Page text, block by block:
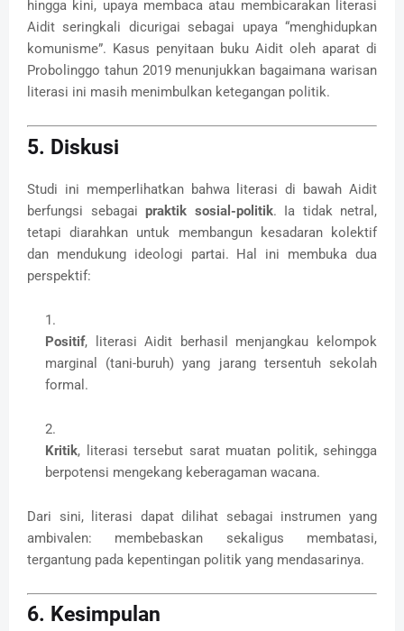
hingga kini, upaya membaca atau membicarakan literasi
Aidit seringkali dicurigai sebagai upaya “menghidupkan
komunisme”. Kasus penyitaan buku Aidit oleh aparat di
Probolinggo tahun 2019 menunjukkan bagaimana warisan
literasi ini masih menimbulkan ketegangan politik.
5. Diskusi
Studi ini memperlihatkan bahwa literasi di bawah Aidit
berfungsi sebagai praktik sosial-politik. Ia tidak netral,
tetapi diarahkan untuk membangun kesadaran kolektif
dan mendukung ideologi partai. Hal ini membuka dua
perspektif:
Positif, literasi Aidit berhasil menjangkau kelompok
marginal (tani-buruh) yang jarang tersentuh sekolah
formal.
Kritik, literasi tersebut sarat muatan politik, sehingga
berpotensi mengekang keberagaman wacana.
Dari sini, literasi dapat dilihat sebagai instrumen yang
ambivalen: membebaskan sekaligus membatasi,
tergantung pada kepentingan politik yang mendasarinya.
6. Kesimpulan